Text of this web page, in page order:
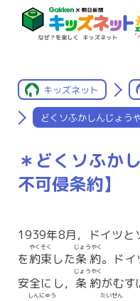
キッズネット
どくソふかしんじょう
＊どくソふか
不可侵条約】
1939年8月，ドイツと
を約束
やくそく
した条約
じょうやく
。ド
安全にし， 条約
じょうやく
がむ
しんにゅう たいせん